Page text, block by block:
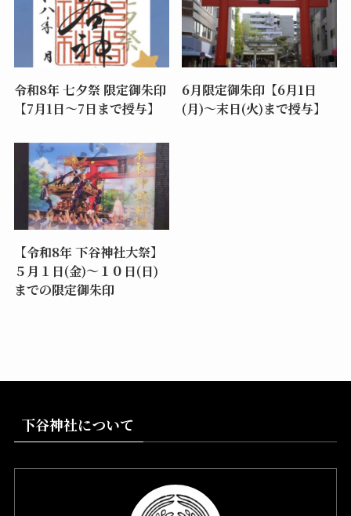
令和8年 七夕祭 限定御朱印
【7月1日～7日まで授与】
6月限定御朱印【6月1日
(月)～末日(火)まで授与】
【令和8年 下谷神社大祭】
５月１日(金)～１０日(日)
までの限定御朱印
下谷神社について